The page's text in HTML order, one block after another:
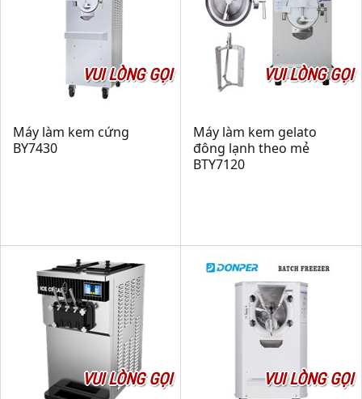
VUI LÒNG GỌI
Máy làm kem cứng
BY7430
VUI LÒNG GỌI
Máy làm kem gelato
đông lạnh theo mẻ
BTY7120
VUI LÒNG GỌI VUI LÒNG GỌI